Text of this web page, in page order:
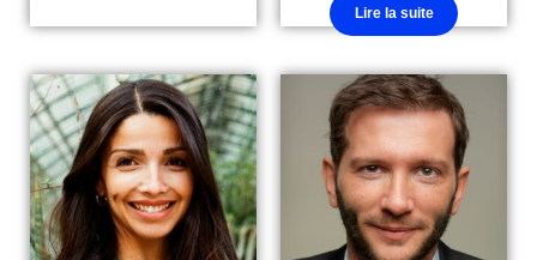
Lire la suite